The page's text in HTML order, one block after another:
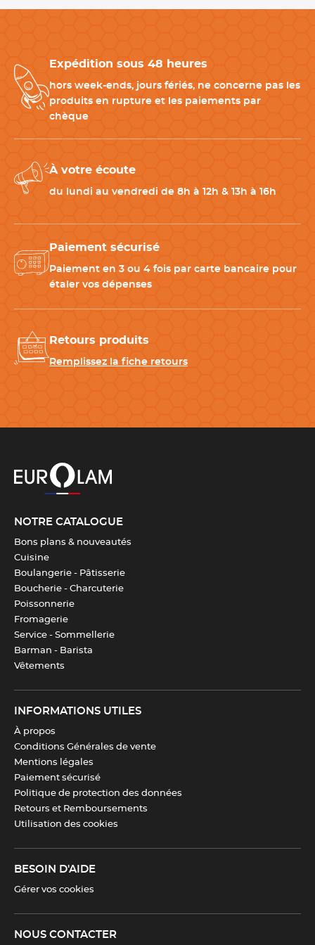
passionnés exigeants.
Fabriquée en acier inoxydable, cette volette offre une
excellente résistance à l’humidité et à un usage intensif. Elle
répond aux exigences d’hygiène en cuisine et en pâtisserie
efficace et durable.
-Spatule coudée inox
-Plaque pâtisserie aluminium: pour enfourner et transférer
vos préparations
CARACTÉRISTIQUES TECHNIQUES
Diamètre 28 cm
Longueur
Poids
Entretien
Couleur(s) Inox
Information(s)
complémentaire(s)
Compatibilité Four,
Expédition sous 48 heures
hors week-ends, jours fériés, ne concerne pas les
produits en rupture et les paiements par
chèque
À votre écoute
du lundi au vendredi de 8h à 12h & 13h à 16h
Paiement sécurisé
Paiement en 3 ou 4 fois par carte bancaire pour
étaler vos dépenses
Retours produits
Remplissez la fiche retours
NOTRE CATALOGUE
Bons plans & nouveautés
Cuisine
Boulangerie - Pâtisserie
Boucherie - Charcuterie
Poissonnerie
Fromagerie
Service - Sommellerie
Barman - Barista
Vêtements
INFORMATIONS UTILES
À propos
Conditions Générales de vente
Mentions légales
Paiement sécurisé
Politique de protection des données
Retours et Remboursements
Utilisation des cookies
BESOIN D'AIDE
Gérer vos cookies
NOUS CONTACTER